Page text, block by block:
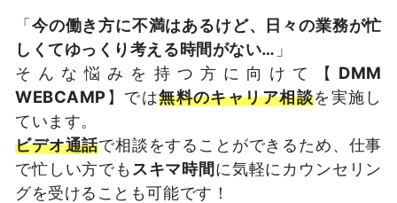
「今の働き方に不満はあるけど、日々の業務が忙
しくてゆっくり考える時間がない… 」
そんな悩みを持つ方に向けて【 DMM
WEBCAMP】では無料のキャリア相談を実施し
ています。
ビデオ通話で相談をすることができるため、仕事
で忙しい方でも スキマ時間に気軽にカウンセリン
グを受けることも可能です！